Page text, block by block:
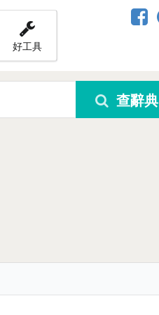
好工具
查辭典